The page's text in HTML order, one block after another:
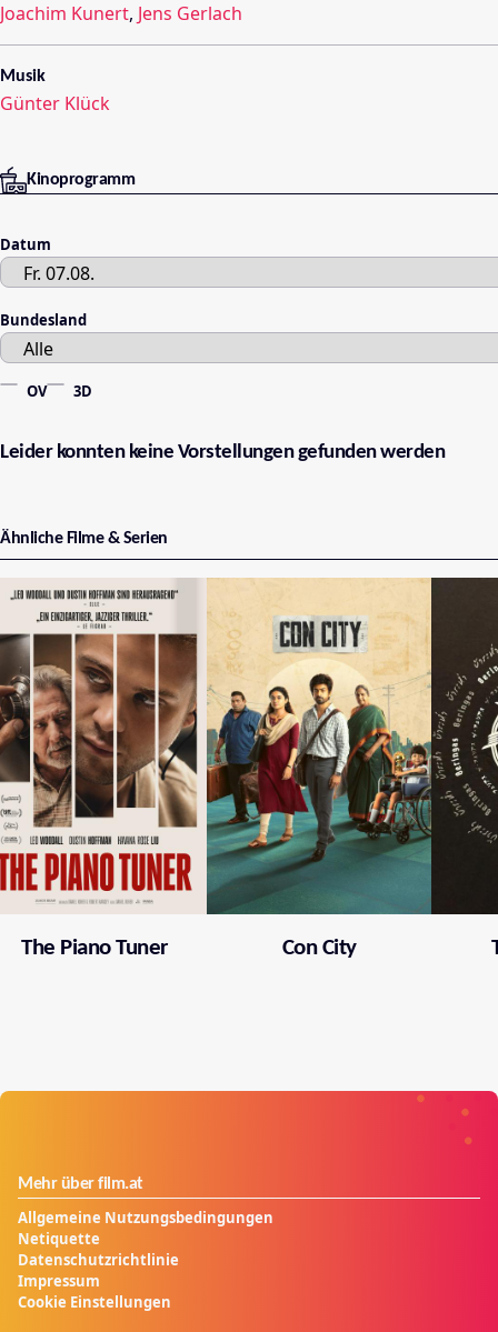
Joachim Kunert, Jens Gerlach
Musik
Günter Klück
Kinoprogramm
Datum
Bundesland
OV 3D
Leider konnten keine Vorstellungen gefunden werden
Ähnliche Filme & Serien
The Piano Tuner Con City
Mehr über film.at
Allgemeine Nutzungsbedingungen
Netiquette
Datenschutzrichtlinie
Impressum
Cookie Einstellungen